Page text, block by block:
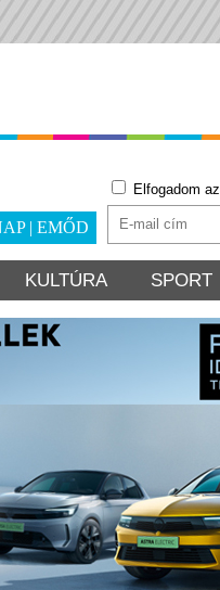
| EMŐD
Elfogadom az
KULTÚRA SPORT